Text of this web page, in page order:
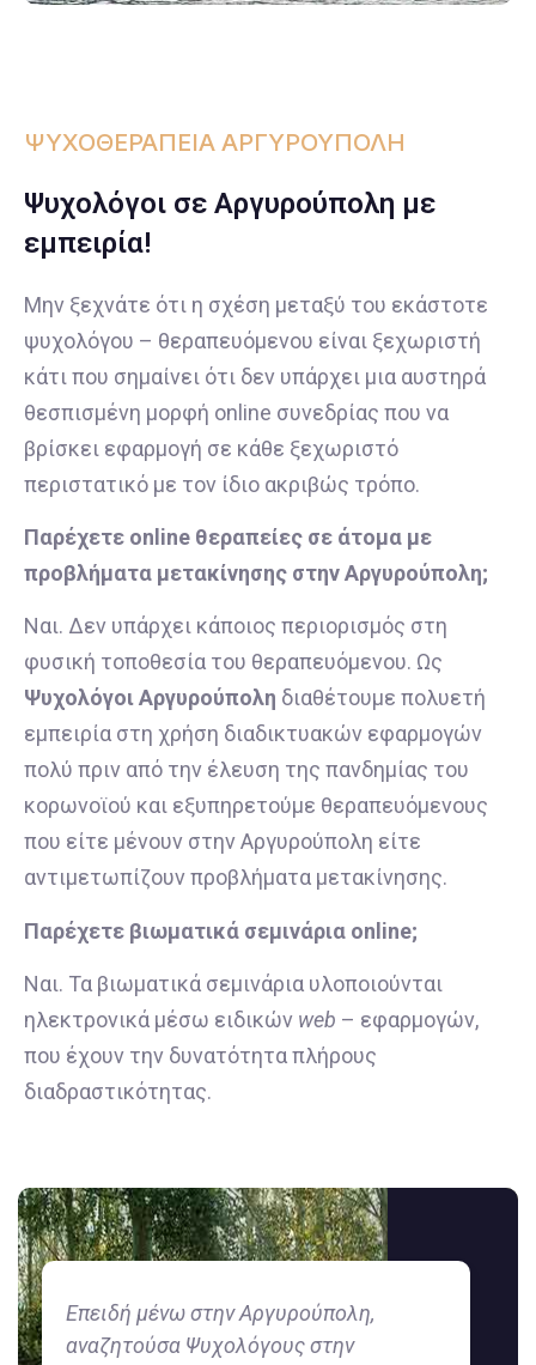
ΨΥΧΟΘΕΡΑΠΕΙΑ ΑΡΓΥΡΟΥΠΟΛΗ
Ψυχολόγοι σε Αργυρούπολη με
εμπειρία!
Μην ξεχνάτε ότι η σχέση μεταξύ του εκάστοτε
ψυχολόγου – θεραπευόμενου είναι ξεχωριστή
κάτι που σημαίνει ότι δεν υπάρχει μια αυστηρά
θεσπισμένη μορφή online συνεδρίας που να
βρίσκει εφαρμογή σε κάθε ξεχωριστό
περιστατικό με τον ίδιο ακριβώς τρόπο.
Παρέχετε οnline θεραπείες σε άτομα με
προβλήματα μετακίνησης στην Αργυρούπολη;
Ναι. Δεν υπάρχει κάποιος περιορισμός στη
φυσική τοποθεσία του θεραπευόμενου. Ως
Ψυχολόγοι Αργυρούπολη διαθέτουμε πολυετή
εμπειρία στη χρήση διαδικτυακών εφαρμογών
πολύ πριν από την έλευση της πανδημίας του
κορωνοϊού και εξυπηρετούμε θεραπευόμενους
που είτε μένουν στην Αργυρούπολη είτε
αντιμετωπίζουν προβλήματα μετακίνησης.
Παρέχετε βιωματικά σεμινάρια online;
Ναι. Τα βιωματικά σεμινάρια υλοποιούνται
ηλεκτρονικά μέσω ειδικών web – εφαρμογών,
που έχουν την δυνατότητα πλήρους
διαδραστικότητας.
Επειδή μένω στην Αργυρούπολη,
αναζητούσα Ψυχολόγους στην